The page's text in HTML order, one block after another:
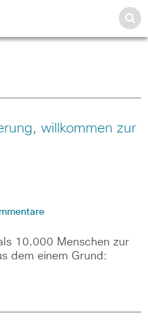
willkommen zur
10.000 Menschen zur
dem einem Grund: